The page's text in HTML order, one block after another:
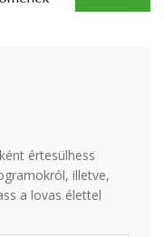
értesülhess
illetve,
a lovas élettel